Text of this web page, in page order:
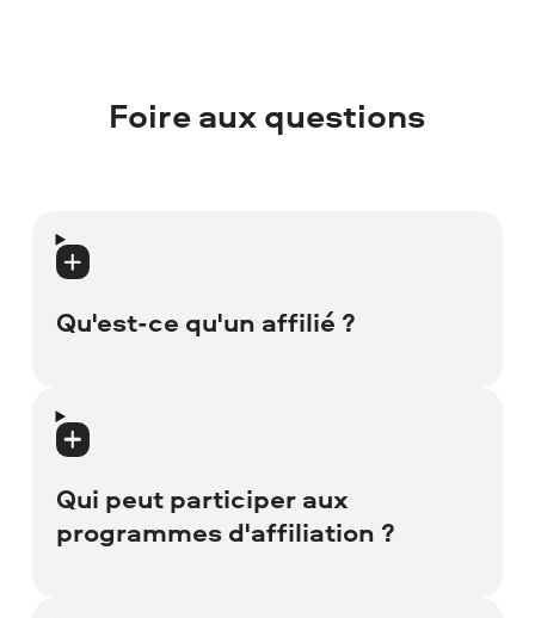
Foire aux questions
Qu'est-ce qu'un affilié ?
Un affilié est une personne ou une
entreprise qui fait la promotion des
produits et services d'une autre entité.
Les affiliés participent généralement à
plusieurs programmes d'affiliation en
Qui peut participer aux
programmes d'affiliation ?